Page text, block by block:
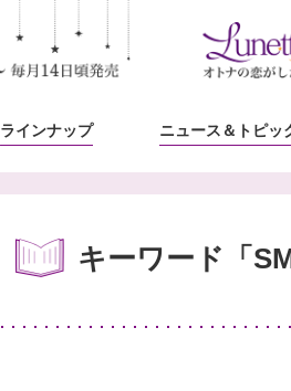
ラインナップ ニュース ＆トピッ
キーワード「